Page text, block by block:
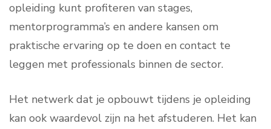
opleiding kunt profiteren van stages,
mentorprogramma’s en andere kansen om
praktische ervaring op te doen en contact te
leggen met professionals binnen de sector.
Het netwerk dat je opbouwt tijdens je opleiding
kan ook waardevol zijn na het afstuderen. Het kan